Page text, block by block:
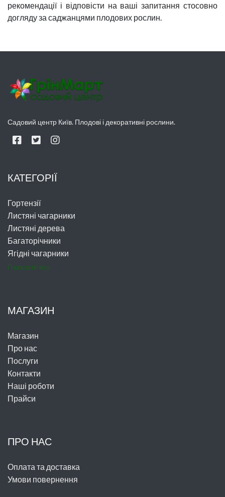
рекомендації і відповісти на ваші запитання стосовно
догляду за саджанцями плодових рослин.
Садовий центр Київ. Плодові і декоративні рослини.
КАТЕГОРІЇ
Гортензії
Листяні чагарники
Листяні дерева
Багаторічники
Ягідні чагарники
Показати все
МАГАЗИН
Магазин
Про нас
Послуги
Контакти
Наші роботи
Прайси
ПРО НАС
Оплата та доставка
Умови повернення